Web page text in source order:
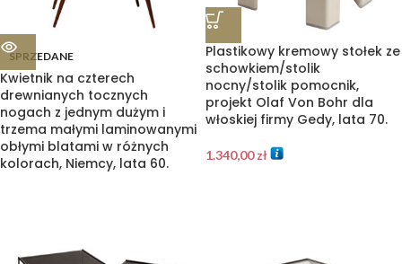
SPRZEDANE
Kwietnik na czterech
drewnianych tocznych
nogach z jednym dużym i
trzema małymi laminowanymi
obłymi blatami w różnych
kolorach, Niemcy, lata 60.
Plastikowy kremowy stołek ze
schowkiem/stolik
nocny/stolik pomocnik,
projekt Olaf Von Bohr dla
włoskiej firmy Gedy, lata 70.
1.340,00zł